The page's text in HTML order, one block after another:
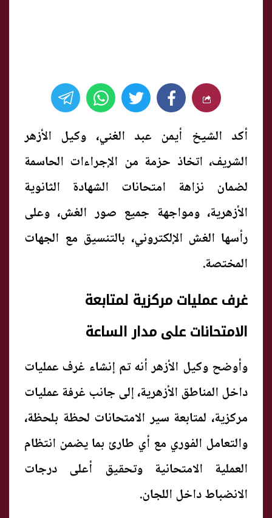
أكد الشيخ أيمن عبد الغني، وكيل الأزهر
الشريف، اتخاذ حزمة من الإجراءات الحاسمة
لضمان نزاهة امتحانات الشهادة الثانوية
الأزهرية، ومواجهة جميع صور الغش، وعلى
رأسها الغش الإلكتروني، بالتنسيق مع الجهات
المختصة.
غرف عمليات مركزية لمتابعة
الامتحانات على مدار الساعة
وأوضح وكيل الأزهر أنه تم إنشاء غرف عمليات
داخل المناطق الأزهرية، إلى جانب غرفة عمليات
مركزية، لمتابعة سير الامتحانات لحظة بلحظة،
والتعامل الفوري مع أي طارئ بما يضمن انتظام
العملية الامتحانية وتحقيق أعلى درجات
الانضباط داخل اللجان.